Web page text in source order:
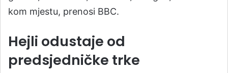
kom mjestu, prenosi BBC.
Hejli odustaje od
predsjedničke trke